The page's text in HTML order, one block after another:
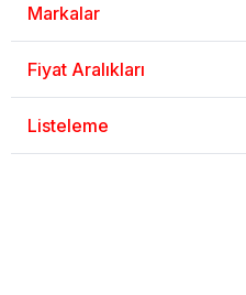
Markalar
Fiyat Aralıkları
Listeleme